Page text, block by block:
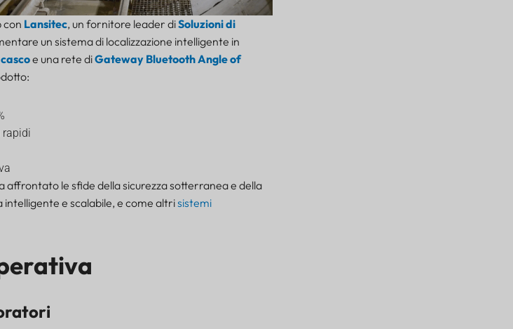
con Lansitec, un fornitore leader diSoluzioni di
un sistema di localizzazione intelligente in
e una rete diGateway Bluetooth Angle of
rapidi
affrontato le sfide della sicurezza sotterranea e della
e scalabile, e come altrisistemi